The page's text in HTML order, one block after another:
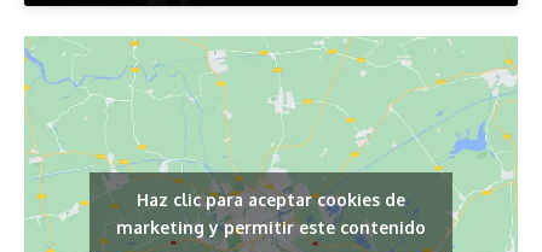
Haz clic para aceptar cookies de
marketing y permitir este contenido